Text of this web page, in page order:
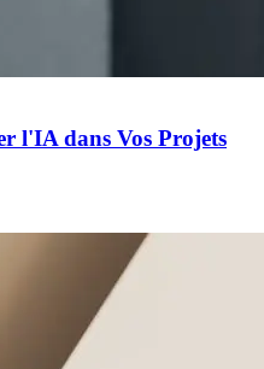
l'IA dans Vos Projets